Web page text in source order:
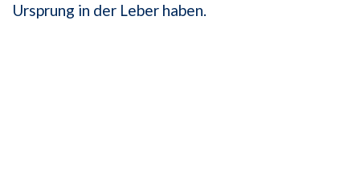
Ursprung in der Leber haben.